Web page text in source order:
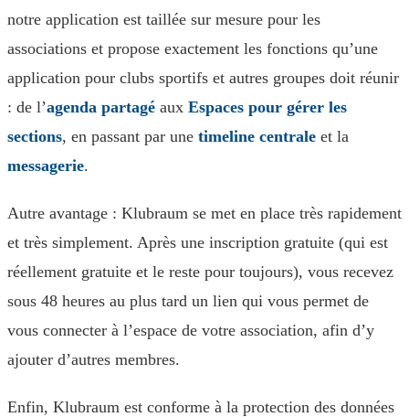
notre application est taillée sur mesure pour les
associations et propose exactement les fonctions qu’une
application pour clubs sportifs et autres groupes doit réunir
: de l’agenda partagé aux Espaces pour gérer les
sections, en passant par une timeline centrale et la
messagerie.
Autre avantage : Klubraum se met en place très rapidement
et très simplement. Après une inscription gratuite (qui est
réellement gratuite et le reste pour toujours), vous recevez
sous 48 heures au plus tard un lien qui vous permet de
vous connecter à l’espace de votre association, afin d’y
ajouter d’autres membres.
Enfin, Klubraum est conforme à la protection des données